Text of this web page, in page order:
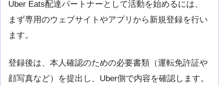
Uber Eats配達パートナーとして活動を始めるには、
まず専用のウェブサイトやアプリから新規登録を行い
ます。
登録後は、本人確認のための必要書類（運転免許証や
顔写真など）を提出し、Uber側で内容を確認します。